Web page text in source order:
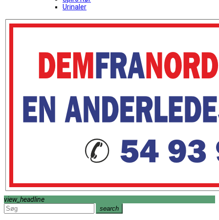
Urinaler
view_headline
search